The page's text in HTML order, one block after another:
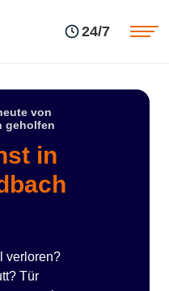
24/7
von
geholfen
in
verloren?
Tür